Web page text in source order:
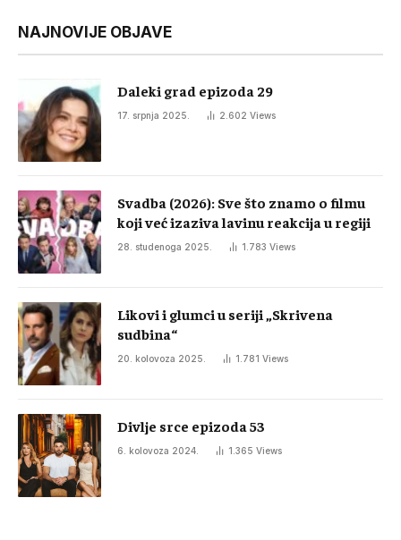
NAJNOVIJE OBJAVE
Daleki grad epizoda 29
17. srpnja 2025. 2.602 Views
Svadba (2026): Sve što znamo o filmu
koji već izaziva lavinu reakcija u regiji
28. studenoga 2025. 1.783 Views
Likovi i glumci u seriji „Skrivena
sudbina“
20. kolovoza 2025. 1.781 Views
Divlje srce epizoda 53
6. kolovoza 2024. 1.365 Views